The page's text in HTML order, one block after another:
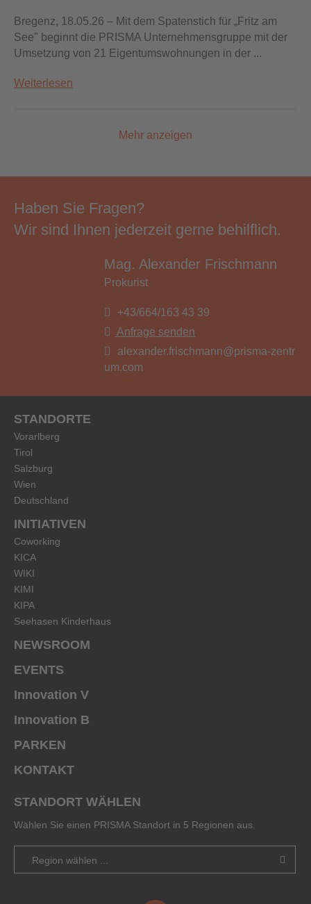
Bregenz, 18.05.26 – Mit dem Spatenstich für „Fritz am
See" beginnt die PRISMA Unternehmensgruppe mit der
Umsetzung von 21 Eigentumswohnungen in der ...
Weiterlesen
Mehr anzeigen
Haben Sie Fragen?
Wir sind Ihnen jederzeit gerne behilflich.
Mag. Alexander Frischmann
Prokurist
+43/664/163 43 39
Anfrage senden
alexander.frischmann@prisma-zentr
um.com
STANDORTE
Vorarlberg
Tirol
Salzburg
Wien
Deutschland
INITIATIVEN
Coworking
KICA
WIKI
KIMI
KIPA
Seehasen Kinderhaus
NEWSROOM
EVENTS
Innovation V
Innovation B
PARKEN
KONTAKT
STANDORT WÄHLEN
Wählen Sie einen PRISMA Standort in 5 Regionen aus.
Region wählen ...